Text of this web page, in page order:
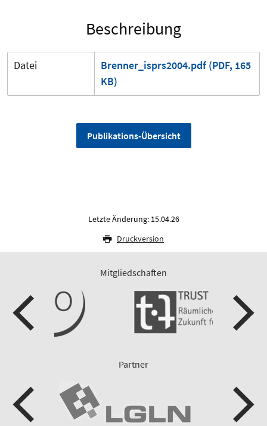
Beschreibung
Datei
Brenner_isprs2004.pdf (PDF, 165
KB)
Publikations-Übersicht
Letzte Änderung: 15.04.26
Druckversion
Mitgliedschaften
Partner